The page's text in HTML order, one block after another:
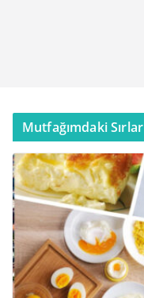
Mutfağımdaki Sırlar